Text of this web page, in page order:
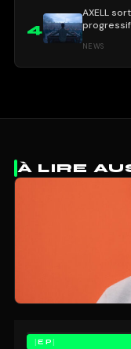
4
AXELL
progressif
NEWS
À LIRE
EP